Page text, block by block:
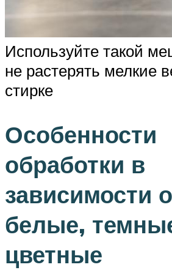
Используйте такой
не растерять мелкие
стирке
Особенности
обработки в
зависимости
белые,
цветные